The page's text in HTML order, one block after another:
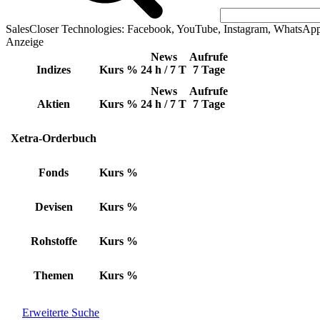
SalesCloser Technologies: Facebook, YouTube, Instagram,
Anzeige
Indizes Kurs %
News
24 h / 7 T
Aufrufe
7 Tage
Aktien Kurs %
News
24 h / 7 T
Aufrufe
7 Tage
Xetra-Orderbuch
Fonds Kurs %
Devisen Kurs %
Rohstoffe Kurs %
Themen Kurs %
Erweiterte Suche